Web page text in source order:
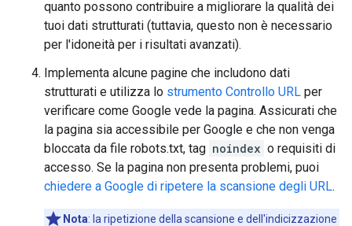
quanto possono contribuire a migliorare la qualità dei
tuoi dati strutturati (tuttavia, questo non è necessario
per l'idoneità per i risultati avanzati).
Implementa alcune pagine che includono dati
strutturati e utilizza lo strumento Controllo URL per
verificare come Google vede la pagina. Assicurati che
la pagina sia accessibile per Google e che non venga
bloccata da file robots.txt, tag noindex o requisiti di
accesso. Se la pagina non presenta problemi, puoi
chiedere a Google di ripetere la scansione degli URL.
Nota: la ripetizione della scansione e dell'indicizzazione